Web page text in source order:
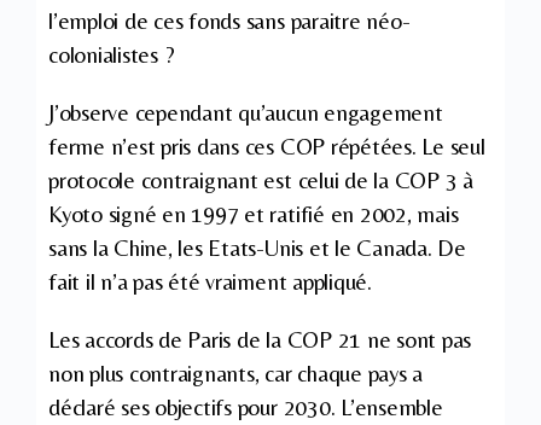
l’emploi de ces fonds sans paraitre néo-
colonialistes ?
J’observe cependant qu’aucun engagement
ferme n’est pris dans ces COP répétées. Le seul
protocole contraignant est celui de la COP 3 à
Kyoto signé en 1997 et ratifié en 2002, mais
sans la Chine, les Etats-Unis et le Canada. De
fait il n’a pas été vraiment appliqué.
Les accords de Paris de la COP 21 ne sont pas
non plus contraignants, car chaque pays a
déclaré ses objectifs pour 2030. L’ensemble